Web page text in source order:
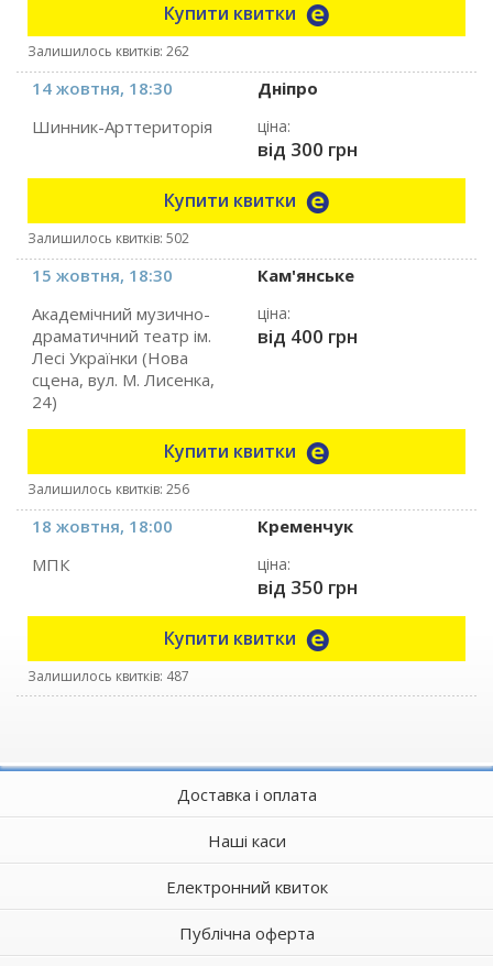
Купити квитки
Залишилось квитків: 262
14 жовтня, 18:30
Дніпро
Шинник-Арттериторія
ціна:
від 300 грн
Купити квитки
Залишилось квитків: 502
15 жовтня, 18:30
Кам'янське
Академічний музично-
драматичний театр ім.
Лесі Українки (Нова
сцена, вул. М. Лисенка,
24)
ціна:
від 400 грн
Купити квитки
Залишилось квитків: 256
18 жовтня, 18:00
Кременчук
МПК
ціна:
від 350 грн
Купити квитки
Залишилось квитків: 487
Доставка і оплата
Наші каси
Електронний квиток
Публічна оферта